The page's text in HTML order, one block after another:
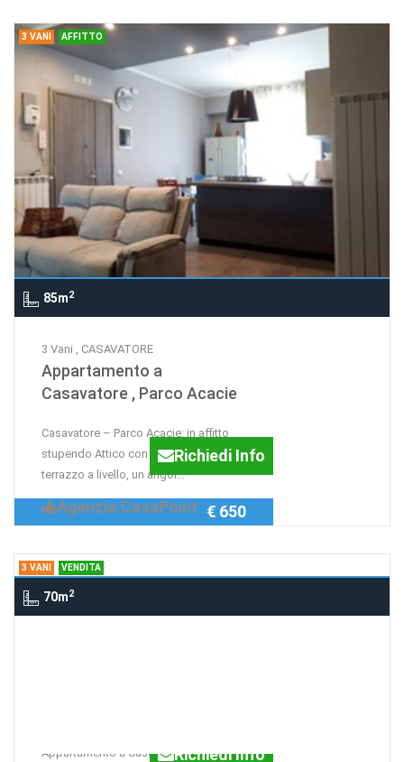
3 VANI AFFITTO
85m2
3 Vani , CASAVATORE
Appartamento a
Casavatore , Parco Acacie
Casavatore – Parco Acacie: in affitto
stupendo Attico con un bellissimo
terrazzo a livello, un angol...
Richiedi Info
Agenzia:CasaPoint € 650
3 VANI VENDITA
70m2
Appartamento a Casoria , via G.Richiedi Info